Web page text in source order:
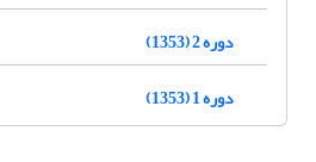
دوره 2 (1353)
دوره 1 (1353)